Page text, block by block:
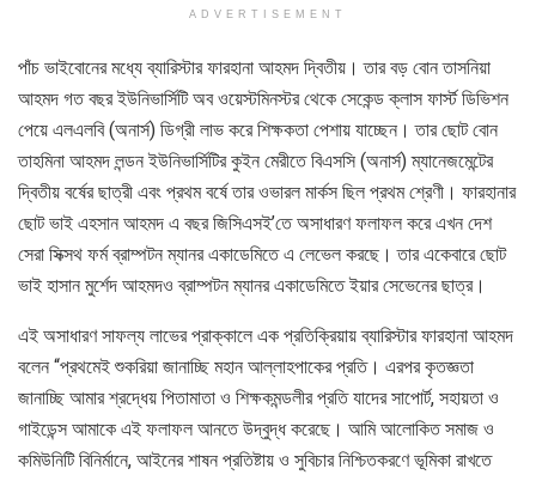
ADVERTISEMENT
পাঁচ ভাইবোনের মধ্যে ব্যারিস্টার ফারহানা আহমদ দ্বিতীয়। তার বড় বোন তাসনিয়া
আহমদ গত বছর ইউনিভার্সিটি অব ওয়েস্টমিনস্টর থেকে সেকেন্ড ক্লাস ফার্স্ট ডিভিশন
পেয়ে এলএলবি (অনার্স) ডিগ্রী লাভ করে শিক্ষকতা পেশায় যাচ্ছেন। তার ছোট বোন
তাহমিনা আহমদ লন্ডন ইউনিভার্সিটির কুইন মেরীতে বিএসসি (অনার্স) ম্যানেজমেন্টের
দ্বিতীয় বর্ষের ছাত্রী এবং প্রথম বর্ষে তার ওভারল মার্কস ছিল প্রথম শ্রেণী। ফারহানার
ছোট ভাই এহসান আহমদ এ বছর জিসিএসই’তে অসাধারণ ফলাফল করে এখন দেশ
সেরা সিক্সথ ফর্ম ব্রাম্পটন ম্যানর একাডেমিতে এ লেভেল করছে। তার একেবারে ছোট
ভাই হাসান মুর্শেদ আহমদও ব্রাম্পটন ম্যানর একাডেমিতে ইয়ার সেভেনের ছাত্র।
এই অসাধারণ সাফল্য লাভের প্রাক্কালে এক প্রতিক্রিয়ায় ব্যারিস্টার ফারহানা আহমদ
বলেন “প্রথমেই শুকরিয়া জানাচ্ছি মহান আল্লাহপাকের প্রতি। এরপর কৃতজ্ঞতা
জানাচ্ছি আমার শ্রদ্ধেয় পিতামাতা ও শিক্ষকমন্ডলীর প্রতি যাদের সাপোর্ট, সহায়তা ও
গাইডেন্স আমাকে এই ফলাফল আনতে উদ্বুদ্ধ করেছে। আমি আলোকিত সমাজ ও
কমিউনিটি বিনির্মানে, আইনের শাষন প্রতিষ্টায় ও সুবিচার নিশ্চিতকরণে ভূমিকা রাখতে